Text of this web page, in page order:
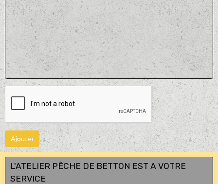
Ajouter
L'ATELIER PÊCHE DE BETTON EST A VOTRE
SERVICE